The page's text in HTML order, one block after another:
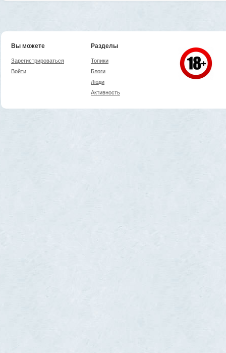
Вы можете
Зарегистрироваться
Войти
Разделы
Топики
Блоги
Люди
Активность